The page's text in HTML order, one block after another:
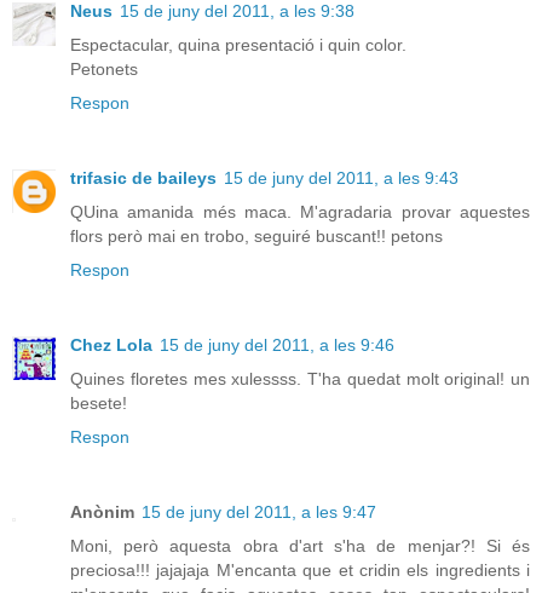
Neus 15 de juny del 2011, a les 9:38
Espectacular, quina presentació i quin color.
Petonets
Respon
trifasic de baileys 15 de juny del 2011, a les 9:43
QUina amanida més maca. M'agradaria provar aquestes
flors però mai en trobo, seguiré buscant!! petons
Respon
Chez Lola 15 de juny del 2011, a les 9:46
Quines floretes mes xulessss. T'ha quedat molt original! un
besete!
Respon
Anònim 15 de juny del 2011, a les 9:47
Moni, però aquesta obra d'art s'ha de menjar?! Si és
preciosa!!! jajajaja M'encanta que et cridin els ingredients i